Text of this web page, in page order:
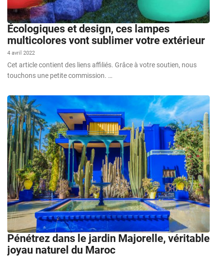
Écologiques et design, ces lampes
multicolores vont sublimer votre extérieur
4 avril 2022
Cet article contient des liens affiliés. Grâce à votre soutien, nous
touchons une petite commission. …
Pénétrez dans le jardin Majorelle, véritable
joyau naturel du Maroc